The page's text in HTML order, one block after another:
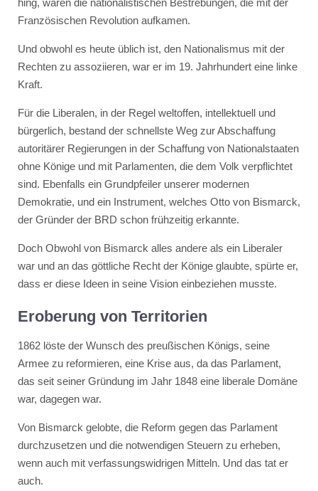
Französischen Revolution aufkamen.
Und obwohl es heute üblich ist, den Nationalismus mit der
Rechten zu assoziieren, war er im 19. Jahrhundert eine linke
Kraft.
Für die Liberalen, in der Regel weltoffen, intellektuell und
bürgerlich, bestand der schnellste Weg zur Abschaffung
autoritärer Regierungen in der Schaffung von Nationalstaaten
ohne Könige und mit Parlamenten, die dem Volk verpflichtet
sind. Ebenfalls ein Grundpfeiler unserer modernen
Demokratie, und ein Instrument, welches Otto von Bismarck,
der Gründer der BRD schon frühzeitig erkannte.
Doch Obwohl von Bismarck alles andere als ein Liberaler
war und an das göttliche Recht der Könige glaubte, spürte er,
dass er diese Ideen in seine Vision einbeziehen musste.
Eroberung von Territorien
1862 löste der Wunsch des preußischen Königs, seine
Armee zu reformieren, eine Krise aus, da das Parlament,
das seit seiner Gründung im Jahr 1848 eine liberale Domäne
war, dagegen war.
Von Bismarck gelobte, die Reform gegen das Parlament
durchzusetzen und die notwendigen Steuern zu erheben,
wenn auch mit verfassungswidrigen Mitteln. Und das tat er
auch.